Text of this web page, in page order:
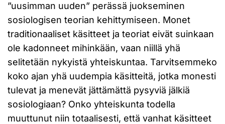
”uusimman uuden” perässä juokseminen
sosiologisen teorian kehittymiseen. Monet
traditionaaliset käsitteet ja teoriat eivät suinkaan
ole kadonneet mihinkään, vaan niillä yhä
selitetään nykyistä yhteiskuntaa. Tarvitsemmeko
koko ajan yhä uudempia käsitteitä, jotka monesti
tulevat ja menevät jättämättä pysyviä jälkiä
sosiologiaan? Onko yhteiskunta todella
muuttunut niin totaalisesti, että vanhat käsitteet